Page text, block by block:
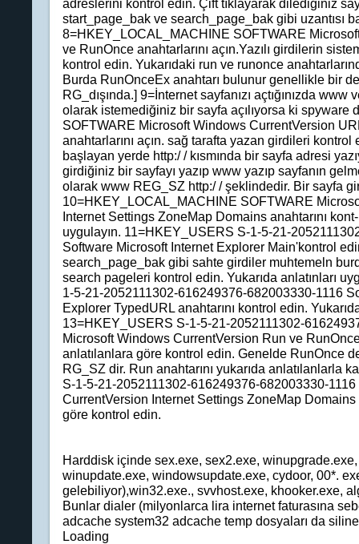
adreslerini kontrol edin. Çift tıklayarak dilediğiniz
start_page_bak ve search_page_bak gibi uzantısı
8=HKEY_LOCAL_MACHINE SOFTWARE
ve RunOnce anahtarlarını açın.Yazılı girdilerin
kontrol edin. Yukarıdaki run ve runonce
Burda RunOnceEx anahtarı bulunur genellikle bir
RG_dışında.] 9=İnternet sayfanızı açtığınızda www
olarak istemediğiniz bir sayfa açılıyorsa ki
SOFTWARE Microsoft Windows CurrentVersion
anahtarlarını açın. sağ tarafta yazan girdileri
başlayan yerde http:/ / kısmında bir sayfa adresi
girdiğiniz bir sayfayı yazıp www yazıp sayfanın
olarak www REG_SZ http:/ / şeklindedir. Bir sayfa
10=HKEY_LOCAL_MACHINE SOFTWARE
Internet Settings ZoneMap Domains anahtarını
uygulayın. 11=HKEY_USERS S-1-5-21-
Software Microsoft Internet Explorer Main'kontrol
search_page_bak gibi sahte girdiler muhtemeln
search pageleri kontrol edin. Yukarıda anlatınları
1-5-21-2052111302-616249376-682003330-1116
Explorer TypedURL anahtarını kontrol edin.
13=HKEY_USERS S-1-5-21-2052111302-
Microsoft Windows CurrentVersion Run ve RunOnce
anlatılanlara göre kontrol edin. Genelde RunOnce
RG_SZ dir. Run anahtarını yukarıda anlatılanlarla
S-1-5-21-2052111302-616249376-682003330-
CurrentVersion Internet Settings ZoneMap Domains
göre kontrol edin.
Harddisk içinde sex.exe, sex2.exe,
winupdate.exe, windowsupdate.exe, cydoor, 00*.
gelebiliyor),win32.exe., svvhost.exe, khooker.exe,
Bunlar dialer (milyonlarca lira internet faturasına
adcache system32 adcache temp dosyaları da
Loading